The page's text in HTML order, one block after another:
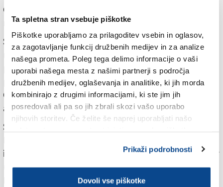
Ta spletna stran vsebuje piškotke
Piškotke uporabljamo za prilagoditev vsebin in oglasov,
za zagotavljanje funkcij družbenih medijev in za analize
našega prometa. Poleg tega delimo informacije o vaši
uporabi našega mesta z našimi partnerji s področja
družbenih medijev, oglaševanja in analitike, ki jih morda
kombinirajo z drugimi informacijami, ki ste jim jih
posredovali ali pa so jih zbrali skozi vašo uporabo
njihovih storitev. Če želite še naprej uporabljati našo
Prikaži podrobnosti
Dovoli vse piškotke
Častno pokroviteljstvo prvenstva je prevzela
ministrica za zunanje in evropske zadeve Tanja Fajon.
Slavnostna otvoritev bo v petek, 27. junija, ob 19. uri
na osrednji portoroški plaži. Parado reprezentanc bo
pospremil Pihalni orkester Piran, otvoritveni dogodek
pa bodo obogatili plesalci Swanka in Bend-it
Orchestra. Večer se bo zaključil z nastopom
akrobatske skupine Dunking Devils.
Slovensko reprezentanco bodo zastopali Val Grbec,
in Mihael Zobec (Olimpic Izola) ter jadralka Ida Falatov
(Čupa). Na prvenstvu jih bosta spremljala trener Luka
Domijan in vodja ekipe Tina Mrak, sicer nekdanja